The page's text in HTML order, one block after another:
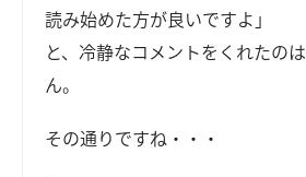
読み始めた方が良いですよ」
と、冷静なコメントをくれたの
ん。
その通りですね・・・